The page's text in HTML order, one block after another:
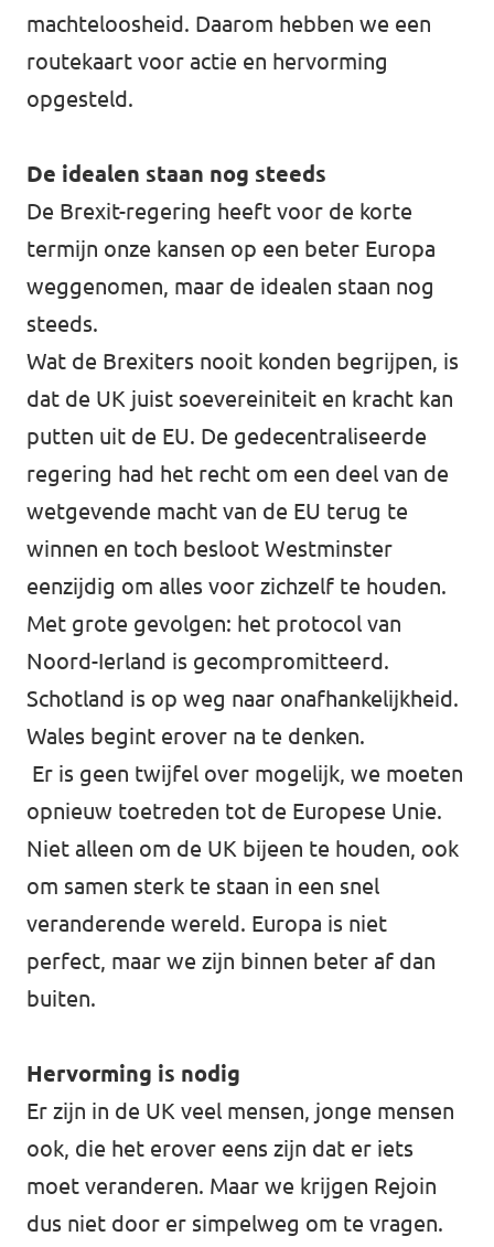
machteloosheid. Daarom hebben we een
routekaart voor actie en hervorming
opgesteld.
De idealen staan nog steeds
De Brexit-regering heeft voor de korte
termijn onze kansen op een beter Europa
weggenomen, maar de idealen staan nog
steeds.
Wat de Brexiters nooit konden begrijpen, is
dat de UK juist soevereiniteit en kracht kan
putten uit de EU. De gedecentraliseerde
regering had het recht om een deel van de
wetgevende macht van de EU terug te
winnen en toch besloot Westminster
eenzijdig om alles voor zichzelf te houden.
Met grote gevolgen: het protocol van
Noord-Ierland is gecompromitteerd.
Schotland is op weg naar onafhankelijkheid.
Wales begint erover na te denken.
Er is geen twijfel over mogelijk, we moeten
opnieuw toetreden tot de Europese Unie.
Niet alleen om de UK bijeen te houden, ook
om samen sterk te staan in een snel
veranderende wereld. Europa is niet
perfect, maar we zijn binnen beter af dan
buiten.
Hervorming is nodig
Er zijn in de UK veel mensen, jonge mensen
ook, die het erover eens zijn dat er iets
moet veranderen. Maar we krijgen Rejoin
dus niet door er simpelweg om te vragen.